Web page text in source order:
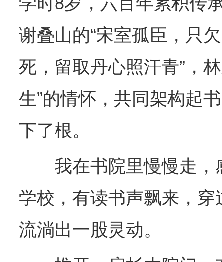
谢叠山的“宋室孤臣，只
死，留取丹心照汗青”，
生”的情怀，共同架构起
下了根。
我在书院里慢慢走，
学校，有读书声飘来，
流淌出一股灵动。